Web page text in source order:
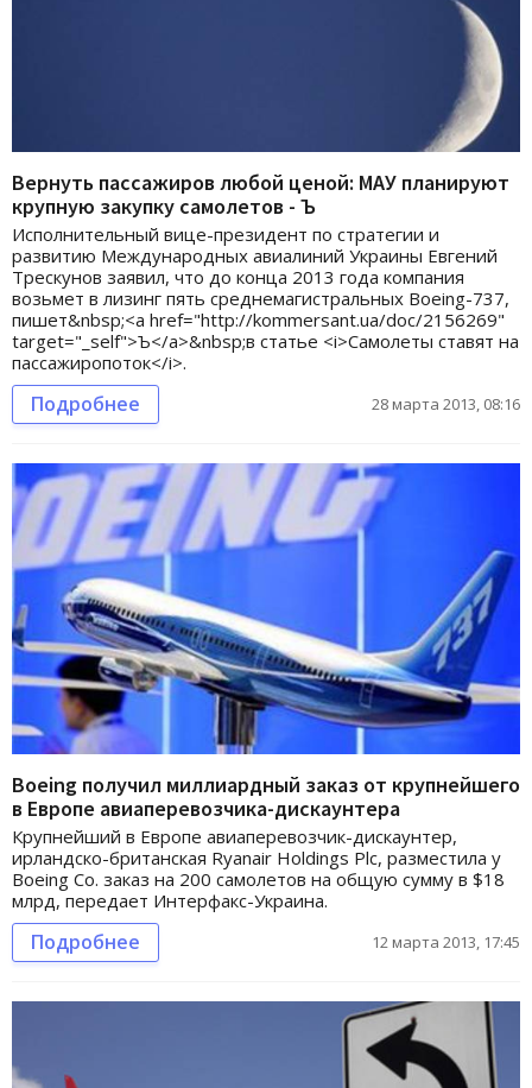
Вернуть пассажиров любой ценой: МАУ планируют
крупную закупку самолетов - Ъ
Исполнительный вице-президент по стратегии и
развитию Международных авиалиний Украины Евгений
Трескунов заявил, что до конца 2013 года компания
возьмет в лизинг пять среднемагистральных Boeing-737,
пишет&nbsp;<a href="http://kommersant.ua/doc/2156269"
target="_self">Ъ</a>&nbsp;в статье <i>Самолеты ставят на
пассажиропоток</i>.
Подробнее 28 марта 2013, 08:16
Boeing получил миллиардный заказ от крупнейшего
в Европе авиаперевозчика-дискаунтера
Крупнейший в Европе авиаперевозчик-дискаунтер,
ирландско-британская Ryanair Holdings Plc, разместила у
Boeing Co. заказ на 200 самолетов на общую сумму в $18
млрд, передает Интерфакс-Украина.
Подробнее 12 марта 2013, 17:45